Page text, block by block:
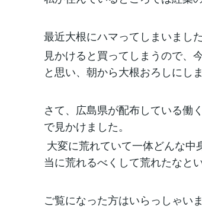
最近大根にハマってしまいました
見かけると買ってしまうので、
と思い、朝から大根おろしにしま
さて、広島県が配布している働
で見かけました。
大変に荒れていて一体どんな
当に荒れるべくして荒れたなと
ご覧になった方はいらっしゃい